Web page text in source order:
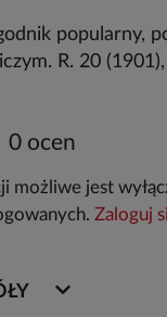
popularny,
R. 20
możliwe jest
Zaloguj
0 ocen